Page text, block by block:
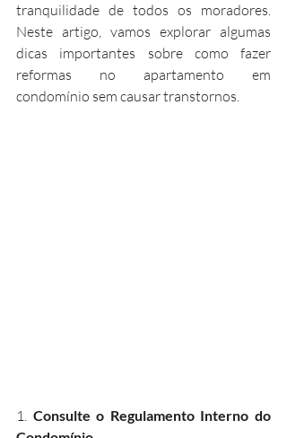
tranquilidade de todos os moradores.
Neste artigo, vamos explorar algumas
dicas importantes sobre como fazer
reformas no apartamento em
condomínio sem causar transtornos.
1. Consulte o Regulamento Interno do